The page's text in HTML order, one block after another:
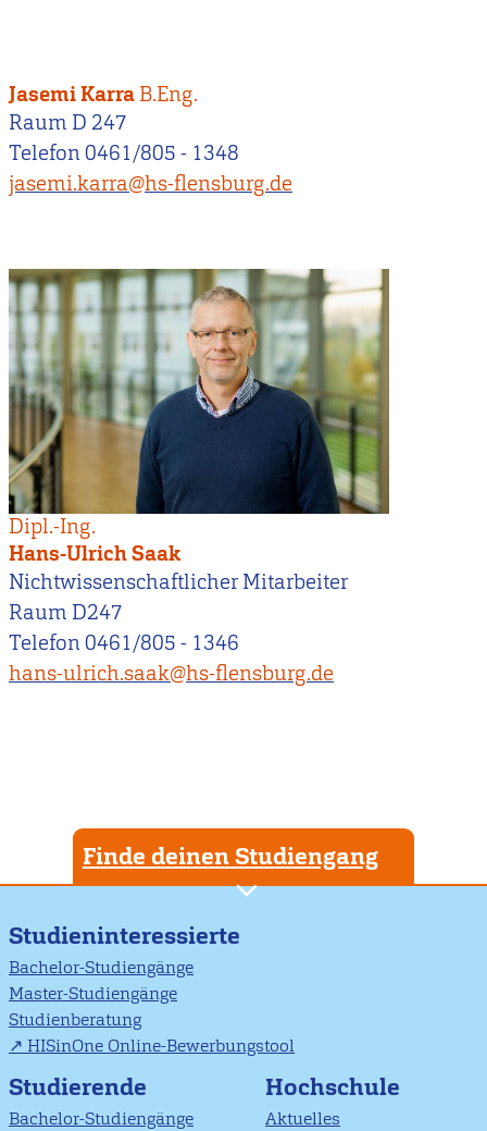
Jasemi Karra B.Eng.
Raum D 247
Telefon 0461/805 - 1348
jasemi.karra@hs-flensburg.de
Dipl.-Ing.
Hans-Ulrich Saak
Nichtwissenschaftlicher Mitarbeiter
Raum D247
Telefon 0461/805 - 1346
hans-ulrich.saak@hs-flensburg.de
Finde deinen Studiengang
Studieninteressierte
Bachelor-Studiengänge
Master-Studiengänge
Studienberatung
HISinOne Online-Bewerbungstool
Studierende
Bachelor-Studiengänge
Hochschule
Aktuelles